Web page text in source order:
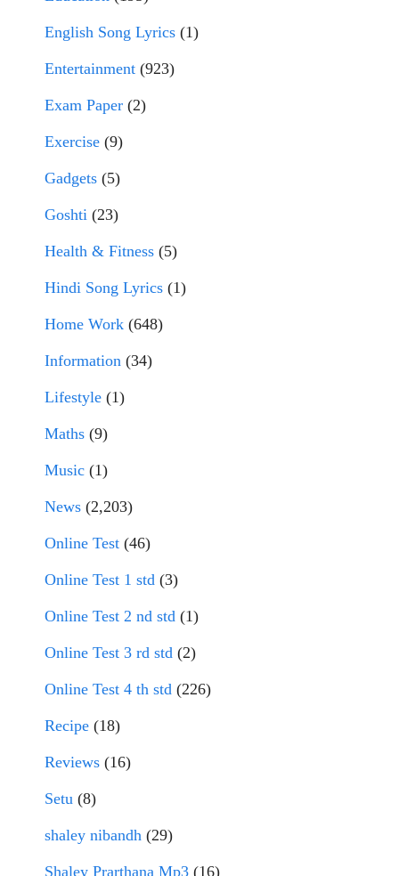
English Song Lyrics (1)
Entertainment (923)
Exam Paper (2)
Exercise (9)
Gadgets (5)
Goshti (23)
Health & Fitness (5)
Hindi Song Lyrics (1)
Home Work (648)
Information (34)
Lifestyle (1)
Maths (9)
Music (1)
News (2,203)
Online Test (46)
Online Test 1 std (3)
Online Test 2 nd std (1)
Online Test 3 rd std (2)
Online Test 4 th std (226)
Recipe (18)
Reviews (16)
Setu (8)
shaley nibandh (29)
Shaley Prarthana Mp3 (16)